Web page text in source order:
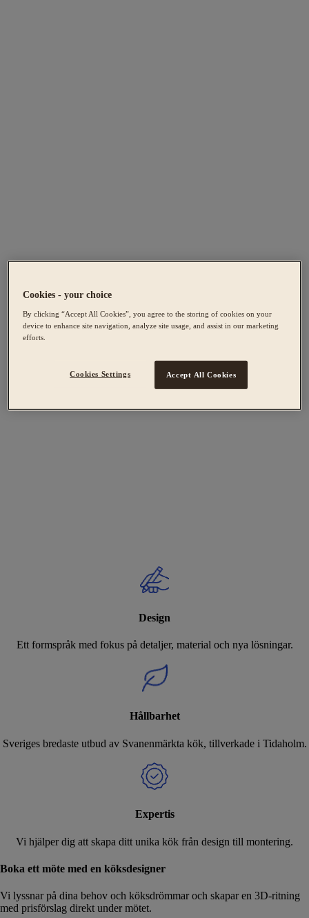
Design
Ett formspråk med fokus på detaljer, material och nya lösningar.
Hållbarhet
Sveriges bredaste utbud av Svanenmärkta kök, tillverkade i Tidaholm.
Expertis
Vi hjälper dig att skapa ditt unika kök från design till montering.
Boka ett möte med en köksdesigner
Vi lyssnar på dina behov och köksdrömmar och skapar en 3D-ritning
med prisförslag direkt under mötet.
Cookies - your choice
By clicking “Accept All Cookies”, you agree to the storing of cookies on your
device to enhance site navigation, analyze site usage, and assist in our marketing
efforts.
Cookies Settings Accept All Cookies